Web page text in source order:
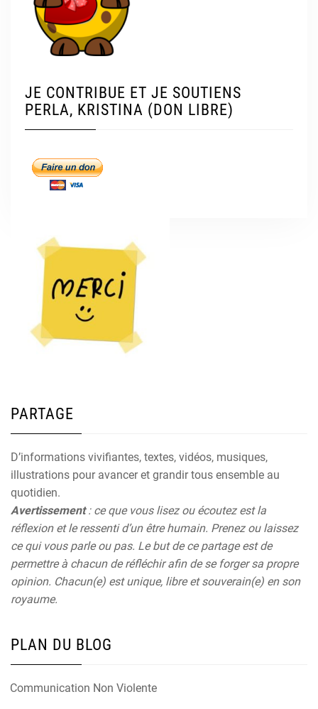
JE CONTRIBUE ET JE SOUTIENS
PERLA, KRISTINA (DON LIBRE)
PARTAGE
D’informations vivifiantes, textes, vidéos, musiques,
illustrations pour avancer et grandir tous ensemble au
quotidien.
Avertissement: ce que vous lisez ou écoutez est la
réflexion et le ressenti d’un être humain. Prenez ou laissez
ce qui vous parle ou pas. Le but de ce partage est de
permettre à chacun de réfléchir afin de se forger sa propre
opinion. Chacun(e) est unique, libre et souverain(e) en son
royaume.
PLAN DU BLOG
Communication Non Violente